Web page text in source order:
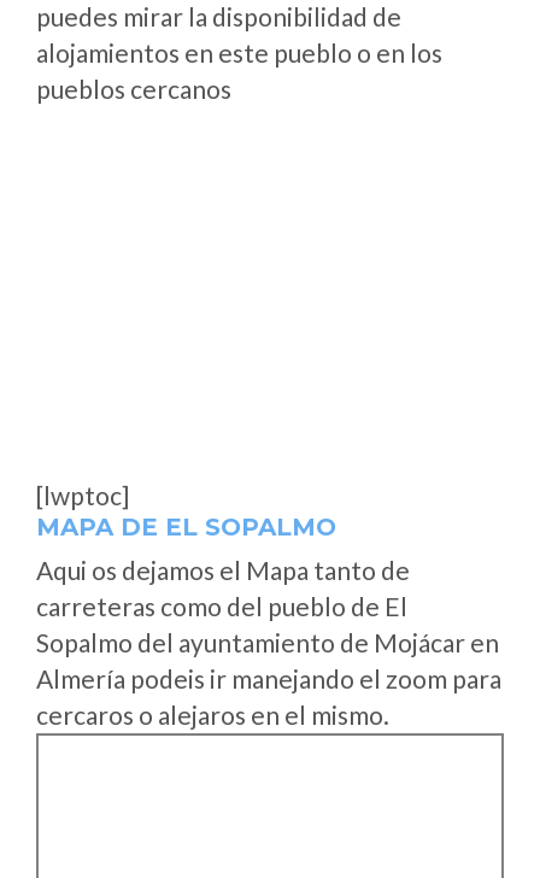
puedes mirar la disponibilidad de
alojamientos en este pueblo o en los
pueblos cercanos
[lwptoc]
MAPA DE EL SOPALMO
Aqui os dejamos el Mapa tanto de
carreteras como del pueblo de El
Sopalmo del ayuntamiento de Mojácar en
Almería podeis ir manejando el zoom para
cercaros o alejaros en el mismo.